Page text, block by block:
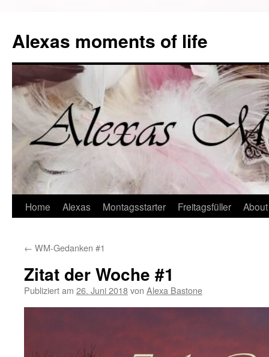
Alexas moments of life
Zum
springen
Home Alexas Montagsstarter Freitagsfüller
← WM-Gedanken #1
Zitat der Woche #1
Publiziert am 26. Juni 2018von Alexa Bastone